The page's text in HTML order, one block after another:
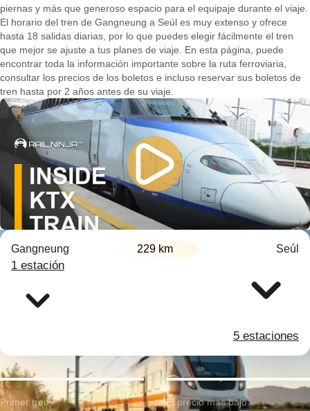
piernas y más que generoso espacio para el equipaje durante el viaje.
El horario del tren de Gangneung a Seúl es muy extenso y ofrece
hasta 18 salidas diarias, por lo que puedes elegir fácilmente el tren
que mejor se ajuste a tus planes de viaje. En esta página, puede
encontrar toda la información importante sobre la ruta ferroviaria,
consultar los precios de los boletos e incluso reservar sus boletos de
tren hasta por 2 años antes de su viaje.
Gangneung 229 km Seúl
1 estación
5 estaciones
Primer tren: El precio más bajo: